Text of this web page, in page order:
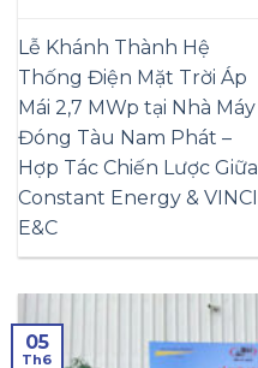
Lễ Khánh Thành Hệ
Thống Điện Mặt Trời Áp
Mái 2,7 MWp tại Nhà Máy
Đóng Tàu Nam Phát –
Hợp Tác Chiến Lược Giữa
Constant Energy & VINCI
E&C
05
Th6